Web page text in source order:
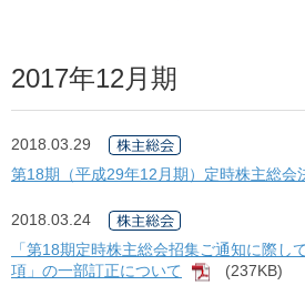
2017年12月期
2018.03.29
第18期（平成29年12月期）定時株主総会
2018.03.24
「第18期定時株主総会招集ご通知に際し
項」の一部訂正について
[PDF]
(237KB)